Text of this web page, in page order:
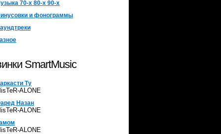
70-х 80-х 90-х
и фонограммы
SmartMusic
Ту
ALONE
Назан
ALONE
ALONE